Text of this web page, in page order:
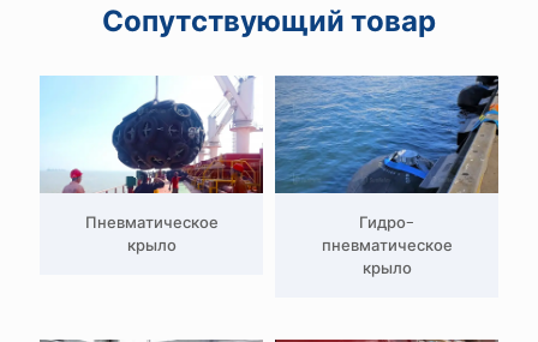
Сопутствующий товар
Пневматическое
крыло
Гидро-
пневматическое
крыло